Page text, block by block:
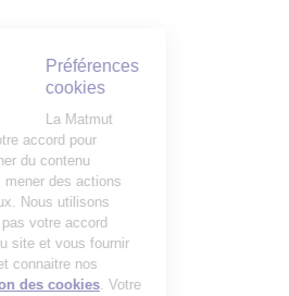
nécessitent votre accord pour
navigation, afficher du contenu
de visite, mener des actions
réseaux sociaux. Nous utilisons
ne nécessitent pas votre accord
fonctionnement du site et vous fournir
d’informations et connaitre nos
politique de gestion des cookies